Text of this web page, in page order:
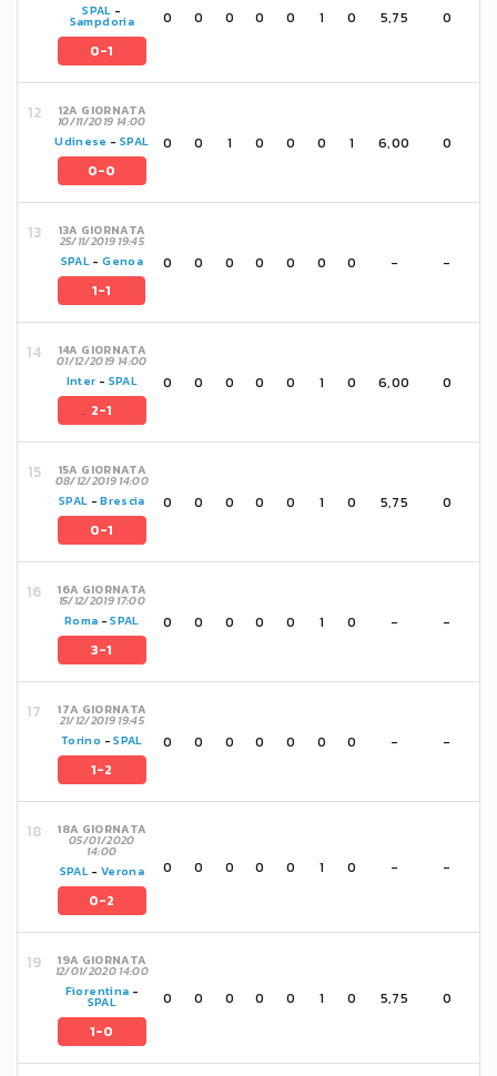
SPAL -
Sampdoria
0-1
0 0 0 0 0 1 0 5,75 0
12A GIORNATA
10/11/2019 14:00
Udinese - SPAL
0-0
0 0 1 0 0 0 1 6,00 0
13A GIORNATA
25/11/2019 19:45
SPAL -Genoa
1-1
0 0 0 0 0 0 0 - -
14A GIORNATA
01/12/2019 14:00
Inter - SPAL
2-1
0 0 0 0 0 1 0 6,00 0
15A GIORNATA
08/12/2019 14:00
SPAL -Brescia
0-1
0 0 0 0 0 1 0 5,75 0
16A GIORNATA
15/12/2019 17:00
Roma -SPAL
3-1
0 0 0 0 0 1 0 - -
17A GIORNATA
21/12/2019 19:45
Torino -SPAL
1-2
0 0 0 0 0 0 0 - -
18A GIORNATA
05/01/2020
14:00
SPAL-Verona
0-2
0 0 0 0 0 1 0 - -
19A GIORNATA
12/01/2020 14:00
Fiorentina -
SPAL
1-0
0 0 0 0 0 1 0 5,75 0